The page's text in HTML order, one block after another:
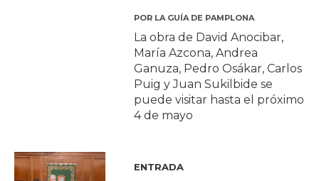
POR LA GUÍA DE PAMPLONA
La obra de David Anocibar,
María Azcona, Andrea
Ganuza, Pedro Osákar, Carlos
Puig y Juan Sukilbide se
puede visitar hasta el próximo
4 de mayo
ENTRADA